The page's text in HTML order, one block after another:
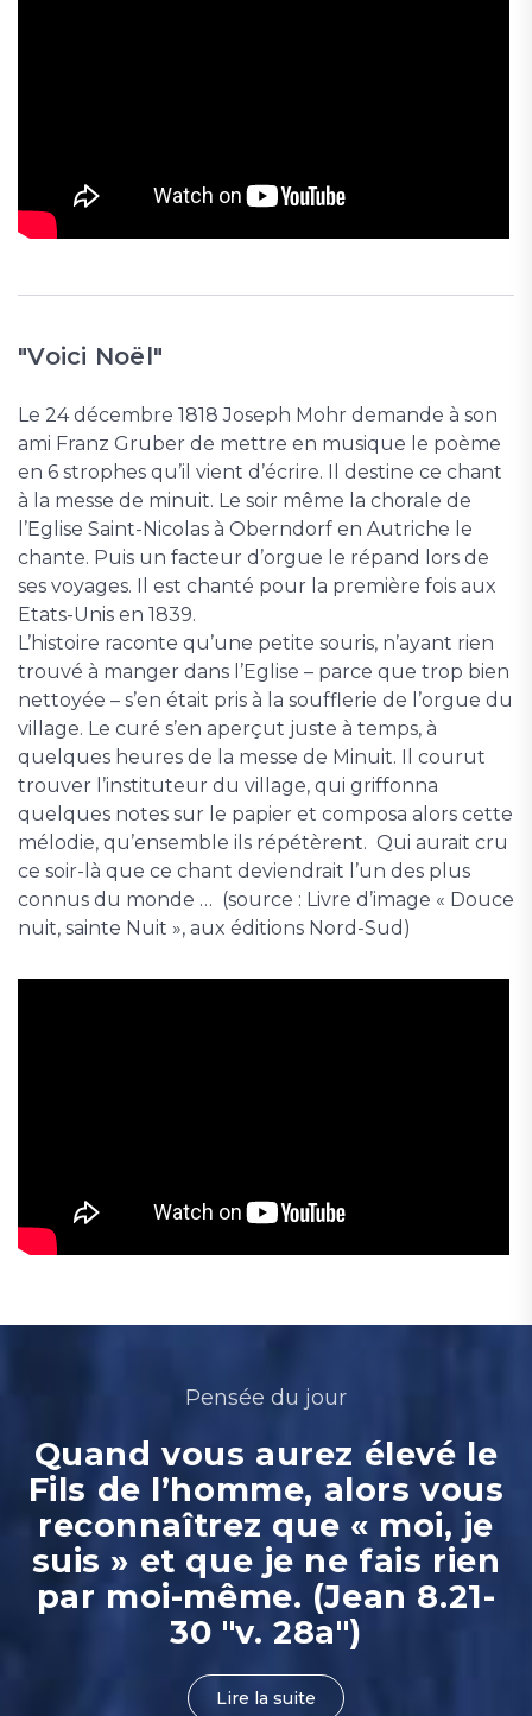
"Voici Noël"
Le 24 décembre 1818 Joseph Mohr demande à son
ami Franz Gruber de mettre en musique le poème
en 6 strophes qu’il vient d’écrire. Il destine ce chant
à la messe de minuit. Le soir même la chorale de
l’Eglise Saint-Nicolas à Oberndorf en Autriche le
chante. Puis un facteur d’orgue le répand lors de
ses voyages. Il est chanté pour la première fois aux
Etats-Unis en 1839.
L’histoire raconte qu’une petite souris, n’ayant rien
trouvé à manger dans l’Eglise – parce que trop bien
nettoyée – s’en était pris à la soufflerie de l’orgue du
village. Le curé s’en aperçut juste à temps, à
quelques heures de la messe de Minuit. Il courut
trouver l’instituteur du village, qui griffonna
quelques notes sur le papier et composa alors cette
mélodie, qu’ensemble ils répétèrent. Qui aurait cru
ce soir-là que ce chant deviendrait l’un des plus
connus du monde … (source : Livre d’image « Douce
nuit, sainte Nuit », aux éditions Nord-Sud)
Pensée du jour
Quand vous aurez élevé le
Fils de l’homme, alors vous
reconnaîtrez que « moi, je
suis » et que je ne fais rien
par moi-même. (Jean 8.21-
30 "v. 28a")
Lire la suite